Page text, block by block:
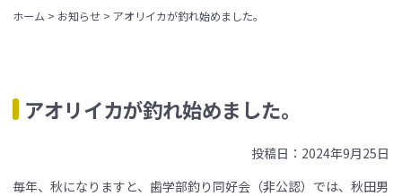
ホーム > お知らせ > アオリイカが釣れ始めました。
アオリイカが釣れ始めました。
投稿日：2024年9月25日
毎年、秋になりますと、歯学部釣り同好会（非公認）では、秋田男